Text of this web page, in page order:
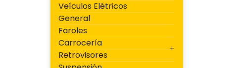
Veículos Elétricos
General
Faroles
Carrocería
Retrovisores